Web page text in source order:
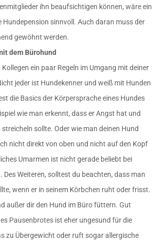
ihn beaufsichtigen können, wäre ein
Hundepension sinnvoll. Auch daran muss der
gewöhnt werden.
dem Bürohund
ein paar Regeln im Umgang mit deiner
jeder ist Hundekenner und weiß mit Hunden
die Basics der Körpersprache eines Hundes
wie man erkennt, dass er Angst hat und
sollte. Oder wie man deinen Hund
nicht direkt von oben und nicht auf den Kopf
Umarmen ist nicht gerade beliebt bei
Des Weiteren, solltest du beachten, dass man
wenn er in seinem Körbchen ruht oder frisst.
außer dir den Hund im Büro füttern. Gut
Pausenbrotes ist eher ungesund für die
zu Übergewicht oder ruft sogar allergische